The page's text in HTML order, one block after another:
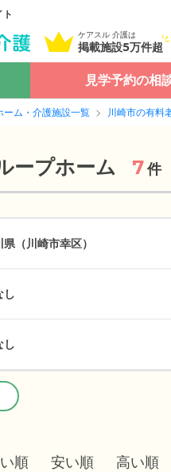
ケアスル 介護は
掲載施設5万件超
見学予約の相
ーム・介護施設一覧 川崎市の有料
ープホーム 7件
（川崎市幸区）
し
し
順 安い順 高い順